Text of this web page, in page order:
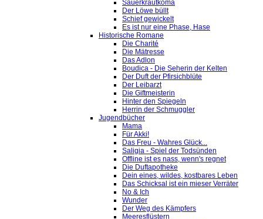
Sauerkrautkoma
Der Löwe büllt
Schief gewickelt
Es ist nur eine Phase, Hase
Historische Romane
Die Charité
Die Mätresse
Das Adlon
Boudica - Die Seherin der Kelten
Der Duft der Pfirsichblüte
Der Leibarzt
Die Giftmeisterin
Hinter den Spiegeln
Herrin der Schmuggler
Jugendbücher
Mama
Für Akki!
Das Freu - Wahres Glück...
Saligia - Spiel der Todsünden
Offline ist es nass, wenn's regnet
Die Duftapotheke
Dein eines, wildes, kostbares Leben
Das Schicksal ist ein mieser Verräter
No & Ich
Wunder
Der Weg des Kämpfers
Meeresflüstern